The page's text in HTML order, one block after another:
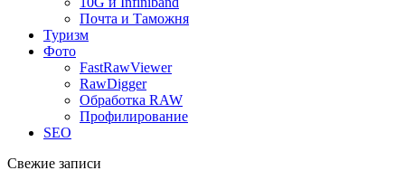
Почта и Таможня
Туризм
Фото
FastRawViewer
RawDigger
Обработка RAW
Профилирование
SEO
Свежие записи